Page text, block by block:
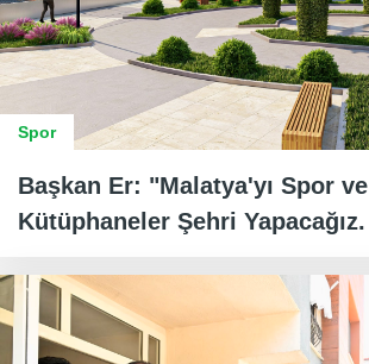
Spor
Başkan Er: "Malatya'yı Spor ve
Kütüphaneler Şehri Yapacağız.